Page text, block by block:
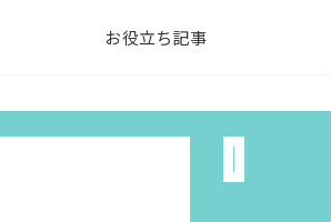
お役立ち記事